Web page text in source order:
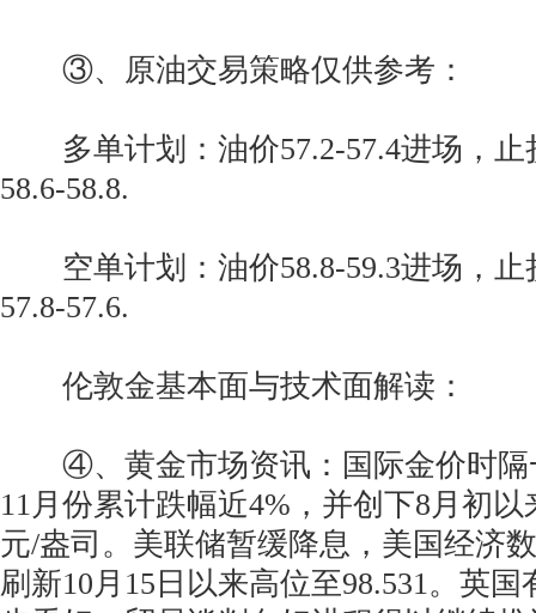
③、原油交易策略仅供参考：
多单计划：油价57.2-57.4进场，止
58.6-58.8.
空单计划：油价58.8-59.3进场，止
57.8-57.6.
伦敦金基本面与技术面解读：
④、黄金市场资讯：国际金价时隔
11月份累计跌幅近4%，并创下8月初以
元/盎司。美联储暂缓降息，美国经济
刷新10月15日以来高位至98.531。英